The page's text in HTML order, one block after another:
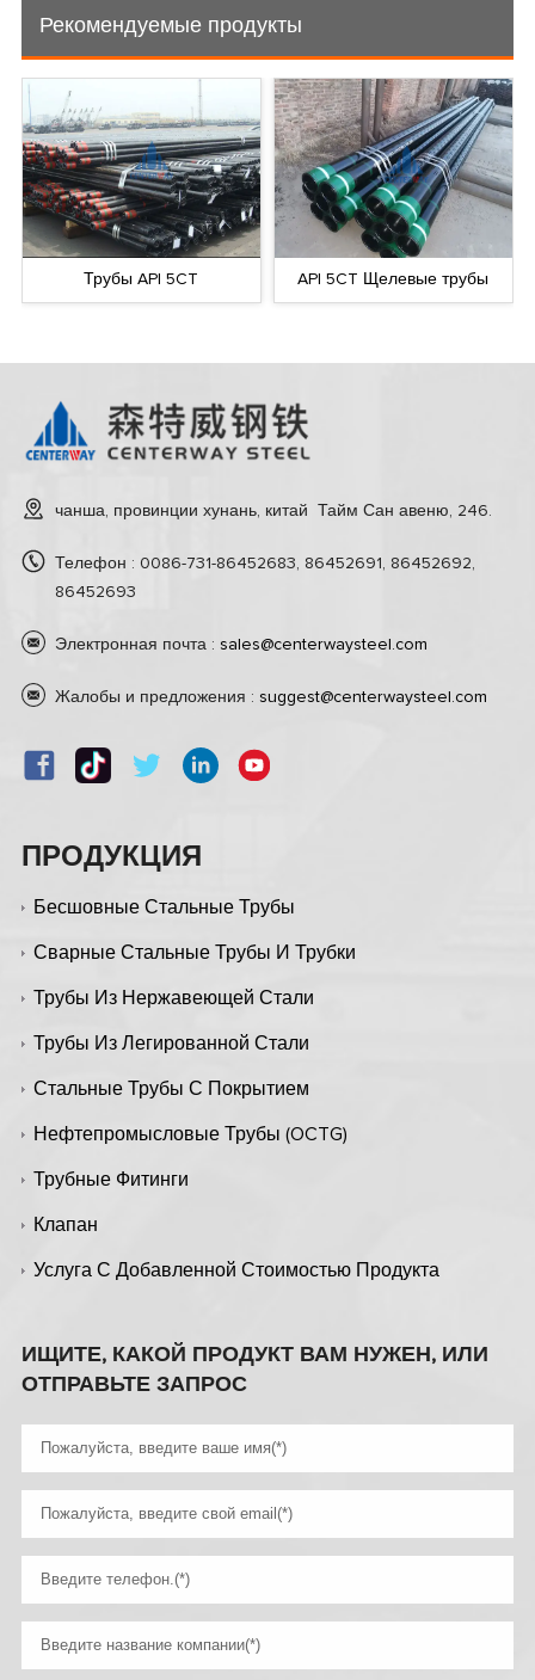
Рекомендуемые продукты
Трубы API 5CT API 5CT Щелевые трубы
чанша, провинции хунань, китай Тайм Сан авеню, 246.
Телефон : 0086-731-86452683, 86452691, 86452692,
86452693
Электронная почта : sales@centerwaysteel.com
Жалобы и предложения : suggest@centerwaysteel.com
ПРОДУКЦИЯ
Бесшовные Стальные Трубы
Сварные Стальные Трубы И Трубки
Трубы Из Нержавеющей Стали
Трубы Из Легированной Стали
Стальные Трубы С Покрытием
Нефтепромысловые Трубы (OCTG)
Трубные Фитинги
Клапан
Услуга С Добавленной Стоимостью Продукта
ИЩИТЕ, КАКОЙ ПРОДУКТ ВАМ НУЖЕН, ИЛИ
ОТПРАВЬТЕ ЗАПРОС